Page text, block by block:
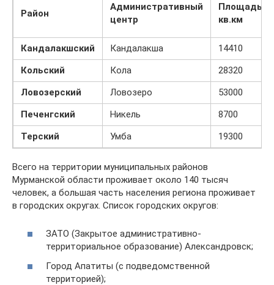
Район
Административный
центр
Площадь
кв.км
Кандалакшский Кандалакша
14410
Кольский
Кола
28320
Ловозерский
Ловозеро
53000
Печенгский
Никель
8700
Терский
Умба 19300
Всего на территории муниципальных районов
Мурманской области проживает около 140 тысяч
человек, а большая часть населения региона проживает
в городских округах. Список городских округов:
ЗАТО (Закрытое административно-
территориальное образование) Александровск;
Город Апатиты (с подведомственной
территорией);